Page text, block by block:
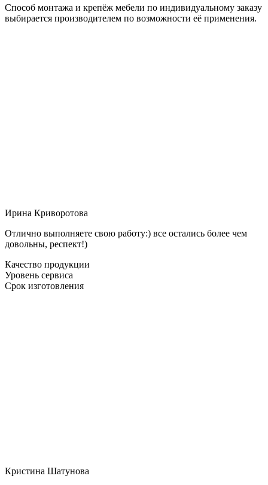
Способ монтажа и крепёж мебели по индивидуальному заказу
выбирается производителем по возможности её применения.
Ирина Криворотова
Отлично выполняете свою работу:) все остались более чем
довольны, респект!)
Качество продукции
Уровень сервиса
Срок изготовления
Кристина Шатунова